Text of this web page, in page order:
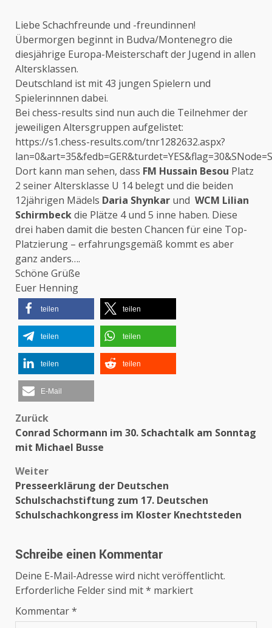
Liebe Schachfreunde und -freundinnen!
Übermorgen beginnt in Budva/Montenegro die
diesjährige Europa-Meisterschaft der Jugend in allen
Altersklassen.
Deutschland ist mit 43 jungen Spielern und
Spielerinnnen dabei.
Bei chess-results sind nun auch die Teilnehmer der
jeweiligen Altersgruppen aufgelistet:
https://s1.chess-results.com/tnr1282632.aspx?
Dort kann man sehen, dass FM Hussain Besou Platz
2 seiner Altersklasse U 14 belegt und die beiden
12jährigen Mädels Daria Shynkar und WCM Lilian
Schirmbeckdie Plätze 4 und 5 inne haben. Diese
drei haben damit die besten Chancen für eine Top-
Platzierung – erfahrungsgemäß kommt es aber
ganz anders….
Schöne Grüße
Euer Henning
teilen teilen
teilen teilen
teilen teilen
E-Mail
Beitragsnavigation
Zurück
Conrad Schormann im 30. Schachtalk am Sonntag
mit Michael Busse
Weiter
Presseerklärung der Deutschen
Schulschachstiftung zum 17. Deutschen
Schulschachkongress im Kloster Knechtsteden
Schreibe einen Kommentar
Deine E-Mail-Adresse wird nicht veröffentlicht.
Erforderliche Felder sind mit* markiert
Kommentar*